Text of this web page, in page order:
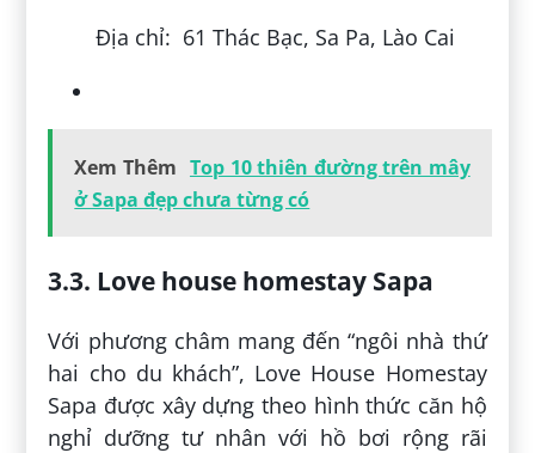
Địa chỉ: 61 Thác Bạc, Sa Pa, Lào Cai
Xem Thêm Top 10 thiên đường trên mây
ở Sapa đẹp chưa từng có
3.3. Love house homestay Sapa
Với phương châm mang đến “ngôi nhà thứ
hai cho du khách”, Love House Homestay
Sapa được xây dựng theo hình thức căn hộ
nghỉ dưỡng tư nhân với hồ bơi rộng rãi